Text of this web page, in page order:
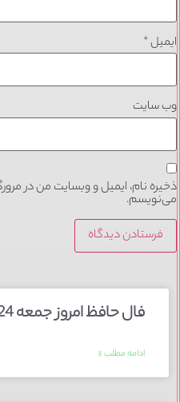
ایمیل*
وب‌ سایت
ذخیره نام، ایمیل و وبسایت من در
می‌نویسم.
فال حافظ امروز جمعه 24 بهمن 1404
ادامه مطلب »